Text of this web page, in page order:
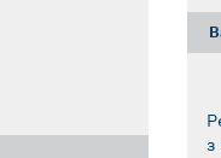
з